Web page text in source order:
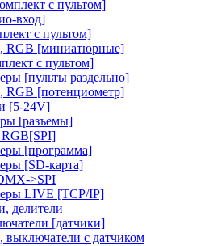
с пультом]
вход]
с пультом]
RGB [миниатюрные]
с пультом]
[пульты раздельно]
[потенциометр]
[5-24V]
[разъемы]
[программа]
[SD-карта]
>SPI
LIVE [TCP/IP]
делители
[датчики]
с датчиком